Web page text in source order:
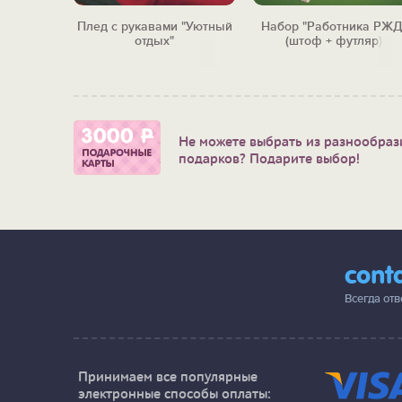
Плед с рукавами "Уютный
отдых"
Набор "Работника
(штоф + футляр)
Не можете выбрать из
подарков? Подарите выбор!
Всегда
Принимаем все популярные
электронные способы оплаты: